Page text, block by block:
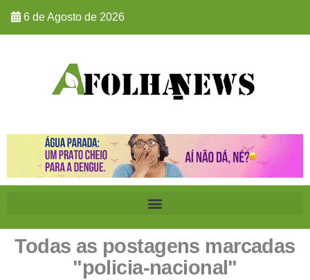
6 de Agosto de 2026
Todas as postagens marcadas
"policia-nacional"